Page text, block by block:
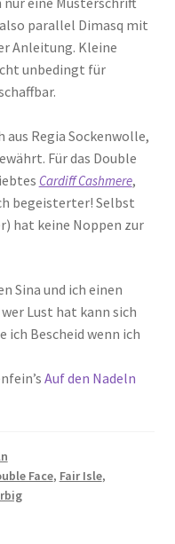
parallel Dimasq mit
Anleitung. Kleine
unbedingt für
Regia Sockenwolle,
Für das Double
Cardiff Cashmere,
begeisterter! Selbst
hat keine Noppen zur
Sina und ich einen
Lust hat kann sich
ich Bescheid wenn ich
Auf den Nadeln
Face, Fair Isle,